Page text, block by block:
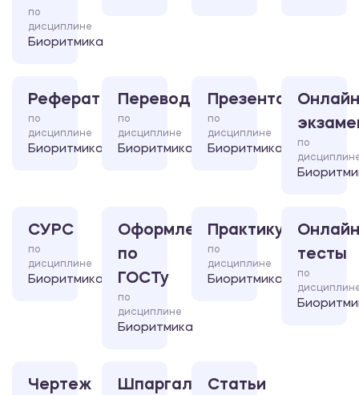
по
дисциплине
Биоритмика
Реферат
по
дисциплине
Биоритмика
Перевод
по
дисциплине
Биоритмика
Презентация
по
дисциплине
Биоритмика
по
СУРС
по
дисциплине
Биоритмика
Оформление
по
ГОСТу
по
дисциплине
Биоритмика
Практикум
по
дисциплине
Биоритмика
тесты
по
Чертеж ШпаргалкаСтатьи